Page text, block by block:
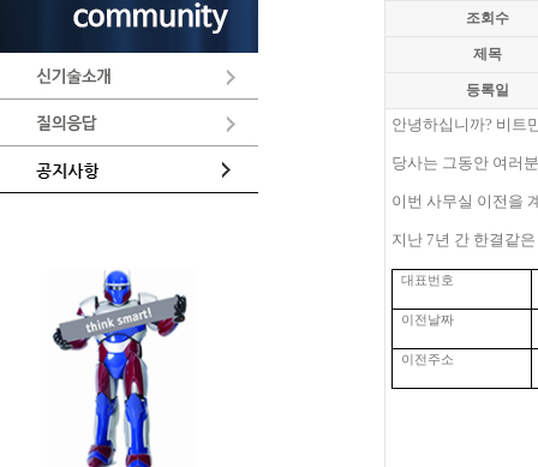
조회수
제목
등록일
안녕하십니까? 비트
당사는 그동안 여러
이번 사무실 이전을
지난 7년 간 한결같
대표번호
이전날짜
이전주소